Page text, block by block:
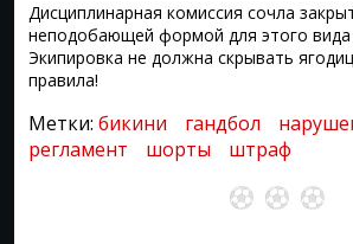
Дисциплинарная комиссия сочла
неподобающей формой для этого вида
Экипировка не должна скрывать
правила!
Метки: бикини гандбол
регламент
шорты штраф